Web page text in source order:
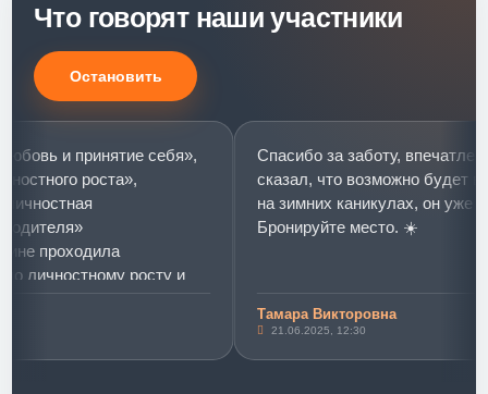
Что говорят наши участники
Остановить
себя»,
росту и
слониках»)))
Спасибо за заботу, впечатлений много-
сказал, что возможно будет в Мир моей
на зимних каникулах, он уже собирается.
Бронируйте место. ☀️
Тамара Викторовна
21.06.2025, 12:30